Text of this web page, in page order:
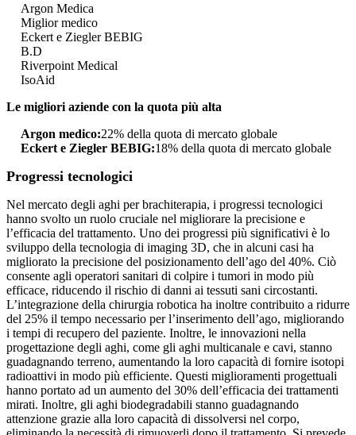
Argon Medica
Miglior medico
Eckert e Ziegler BEBIG
B.D
Riverpoint Medical
IsoAid
Le migliori aziende con la quota più alta
Argon medico:22% della quota di mercato globale
Eckert e Ziegler BEBIG:18% della quota di mercato globale
Progressi tecnologici
Nel mercato degli aghi per brachiterapia, i progressi tecnologici
hanno svolto un ruolo cruciale nel migliorare la precisione e
l’efficacia del trattamento. Uno dei progressi più significativi è lo
sviluppo della tecnologia di imaging 3D, che in alcuni casi ha
migliorato la precisione del posizionamento dell’ago del 40%. Ciò
consente agli operatori sanitari di colpire i tumori in modo più
efficace, riducendo il rischio di danni ai tessuti sani circostanti.
L’integrazione della chirurgia robotica ha inoltre contribuito a ridurre
del 25% il tempo necessario per l’inserimento dell’ago, migliorando
i tempi di recupero del paziente. Inoltre, le innovazioni nella
progettazione degli aghi, come gli aghi multicanale e cavi, stanno
guadagnando terreno, aumentando la loro capacità di fornire isotopi
radioattivi in ​​modo più efficiente. Questi miglioramenti progettuali
hanno portato ad un aumento del 30% dell’efficacia dei trattamenti
mirati. Inoltre, gli aghi biodegradabili stanno guadagnando
attenzione grazie alla loro capacità di dissolversi nel corpo,